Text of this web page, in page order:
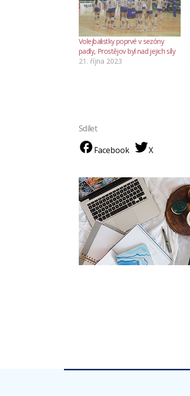
Volejbalistky poprvé v sezóny
padly, Prostějov byl nad jejich síly
21. října 2023
Sdílet
Facebook
X